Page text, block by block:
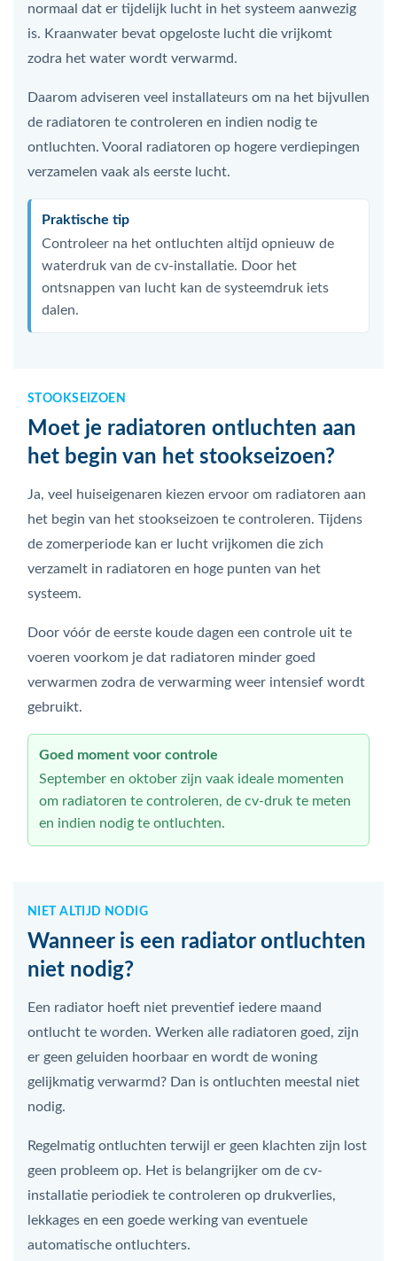
normaal dat er tijdelijk lucht in het systeem aanwezig
is. Kraanwater bevat opgeloste lucht die vrijkomt
zodra het water wordt verwarmd.
Daarom adviseren veel installateurs om na het bijvullen
de radiatoren te controleren en indien nodig te
ontluchten. Vooral radiatoren op hogere verdiepingen
verzamelen vaak als eerste lucht.
Praktische tip
Controleer na het ontluchten altijd opnieuw de
waterdruk van de cv-installatie. Door het
ontsnappen van lucht kan de systeemdruk iets
dalen.
STOOKSEIZOEN
Moet je radiatoren ontluchten aan
het begin van het stookseizoen?
Ja, veel huiseigenaren kiezen ervoor om radiatoren aan
het begin van het stookseizoen te controleren. Tijdens
de zomerperiode kan er lucht vrijkomen die zich
verzamelt in radiatoren en hoge punten van het
systeem.
Door vóór de eerste koude dagen een controle uit te
voeren voorkom je dat radiatoren minder goed
verwarmen zodra de verwarming weer intensief wordt
gebruikt.
Goed moment voor controle
September en oktober zijn vaak ideale momenten
om radiatoren te controleren, de cv-druk te meten
en indien nodig te ontluchten.
NIET ALTIJD NODIG
Wanneer is een radiator ontluchten
niet nodig?
Een radiator hoeft niet preventief iedere maand
ontlucht te worden. Werken alle radiatoren goed, zijn
er geen geluiden hoorbaar en wordt de woning
gelijkmatig verwarmd? Dan is ontluchten meestal niet
nodig.
Regelmatig ontluchten terwijl er geen klachten zijn lost
geen probleem op. Het is belangrijker om de cv-
installatie periodiek te controleren op drukverlies,
lekkages en een goede werking van eventuele
automatische ontluchters.